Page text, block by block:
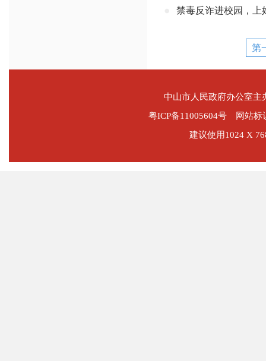
禁毒反诈进校园，上
第
中山市人民政府办公室
粤ICP备11005604号 网站标
建议使用1024 X